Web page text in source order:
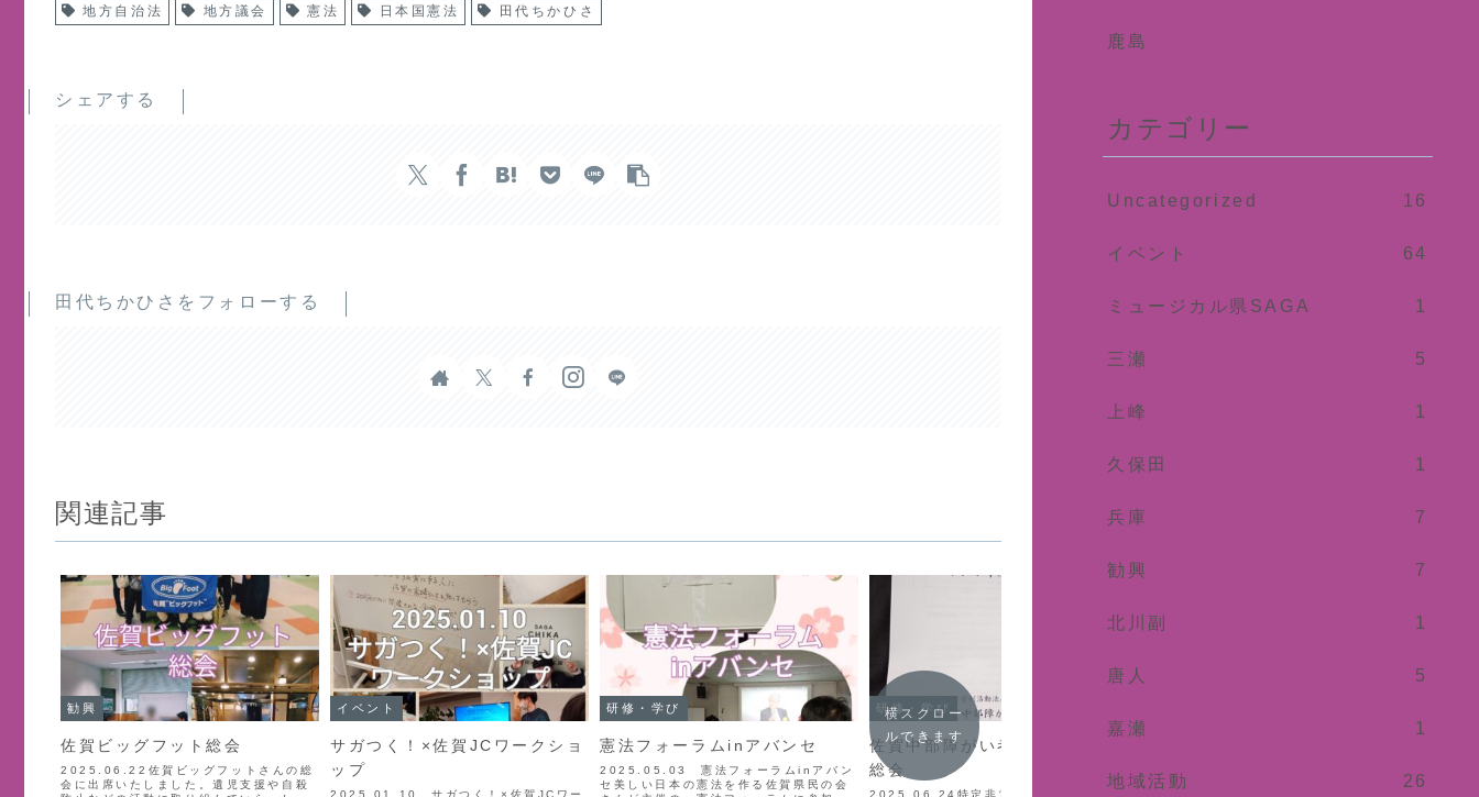
地方自治法 地方議会 憲法 日本国憲法 田代ちかひさ
シェアする
田代ちかひさをフォローする
関連記事
勧興
佐賀ビッグフット総会
2025.06.22佐賀ビッグフットさんの総
会に出席いたしました。遺児支援や自殺
イベント
サガつく！×佐賀JCワークショ
ップ
2025.01.10 サガつく！×佐賀JCワー
研修・学び
憲法フォーラムinアバンセ
2025.05.03 憲法フォーラムinアバン
セ美しい日本の憲法を作る佐賀県民の会
研修・学び
佐賀中部障がい者ふくしネット
総会
2025.06.24特定非営利活動法人佐賀中
投稿した内容を随時転載しております。
ミット本
横スクロー
ルできます
鹿島
カテゴリー
Uncategorized 16
イベント 64
ミュージカル県SAGA 1
三瀬 5
上峰 1
久保田 1
兵庫 7
勧興 7
北川副 1
唐人 5
嘉瀬 1
地域活動 26